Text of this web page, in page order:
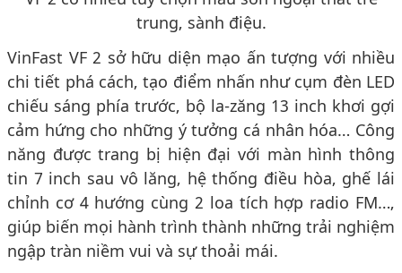
trung, sành điệu.
VinFast VF 2 sở hữu diện mạo ấn tượng với nhiều
chi tiết phá cách, tạo điểm nhấn như cụm đèn LED
chiếu sáng phía trước, bộ la-zăng 13 inch khơi gợi
cảm hứng cho những ý tưởng cá nhân hóa… Công
năng được trang bị hiện đại với màn hình thông
tin 7 inch sau vô lăng, hệ thống điều hòa, ghế lái
chỉnh cơ 4 hướng cùng 2 loa tích hợp radio FM…,
giúp biến mọi hành trình thành những trải nghiệm
ngập tràn niềm vui và sự thoải mái.